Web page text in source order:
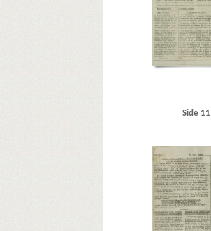
Side 11